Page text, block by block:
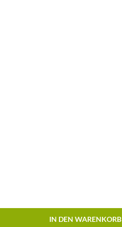
IN DEN WARENKORB